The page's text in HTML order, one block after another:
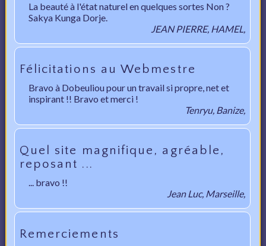
La beauté à l'état naturel en quelques sortes Non ?
Sakya Kunga Dorje.
JEAN PIERRE, HAMEL,
Félicitations au Webmestre
Bravo à Dobeuliou pour un travail si propre, net et
inspirant !! Bravo et merci !
Tenryu, Banize,
Quel site magnifique, agréable,
reposant ...
... bravo !!
Jean Luc, Marseille,
Remerciements